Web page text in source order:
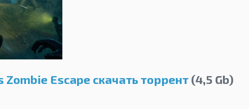
Zombie Escape скачать торрент(4,5 Gb)